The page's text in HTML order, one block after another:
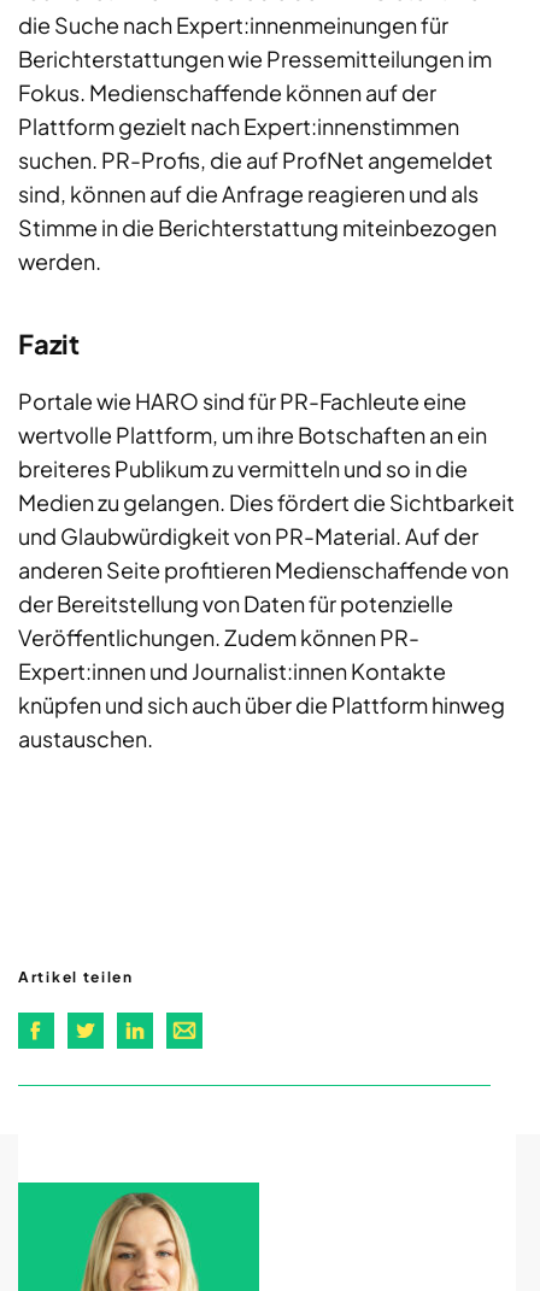
die Suche nach Expert:innenmeinungen für
Berichterstattungen wie Pressemitteilungen im
Fokus. Medienschaffende können auf der
Plattform gezielt nach Expert:innenstimmen
suchen. PR-Profis, die auf ProfNet angemeldet
sind, können auf die Anfrage reagieren und als
Stimme in die Berichterstattung miteinbezogen
werden.
Fazit
Portale wie HARO sind für PR-Fachleute eine
wertvolle Plattform, um ihre Botschaften an ein
breiteres Publikum zu vermitteln und so in die
Medien zu gelangen. Dies fördert die Sichtbarkeit
und Glaubwürdigkeit von PR-Material. Auf der
anderen Seite profitieren Medienschaffende von
der Bereitstellung von Daten für potenzielle
Veröffentlichungen. Zudem können PR-
Expert:innen und Journalist:innen Kontakte
knüpfen und sich auch über die Plattform hinweg
austauschen.
Artikel teilen